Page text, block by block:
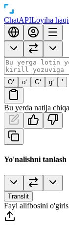
ChatAPILoyiha
O‘ o‘ G‘ g‘ ’
Bu yerda natija
Yo'nalishni tanlash
Translit
Fayl alifbosini